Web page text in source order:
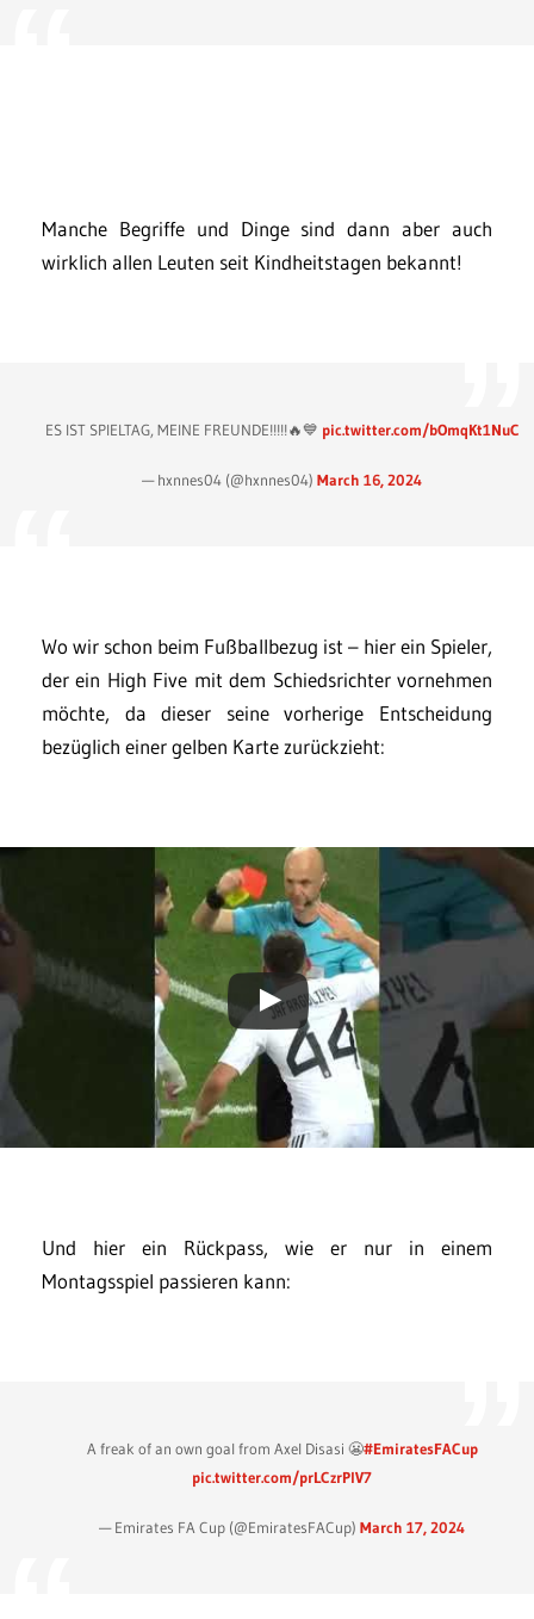
Manche Begriffe und Dinge sind dann aber auch
wirklich allen Leuten seit Kindheitstagen bekannt!
ES IST SPIELTAG, MEINE FREUNDE!!!!!🔥💙 pic.twitter.com/bOmqKt1NuC
— hxnnes04 (@hxnnes04)March 16, 2024
Wo wir schon beim Fußballbezug ist – hier ein Spieler,
der ein High Five mit dem Schiedsrichter vornehmen
möchte, da dieser seine vorherige Entscheidung
bezüglich einer gelben Karte zurückzieht:
Und hier ein Rückpass, wie er nur in einem
Montagsspiel passieren kann:
A freak of an own goal from Axel Disasi 😬#EmiratesFACup
pic.twitter.com/prLCzrPlV7
— Emirates FA Cup (@EmiratesFACup)March 17, 2024